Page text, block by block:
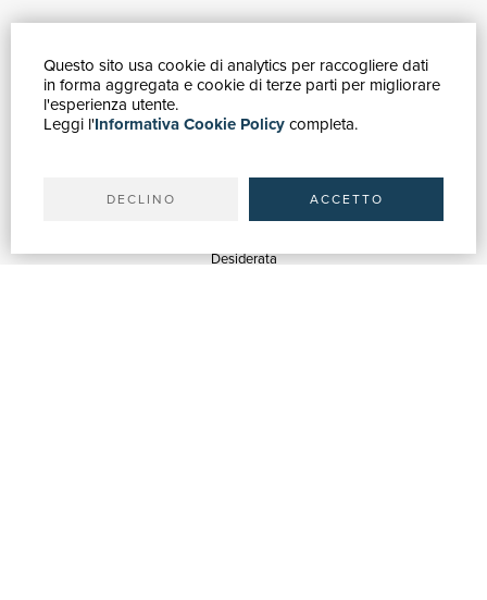
Questo sito usa cookie di analytics per raccogliere dati
in forma aggregata e cookie di terze parti per migliorare
l'esperienza utente.
Leggi l'Informativa Cookie Policycompleta.
DECLINO ACCETTO
COMMENT ACHETER
Catalogue
Recherche avancée
Expéditions
Desiderata